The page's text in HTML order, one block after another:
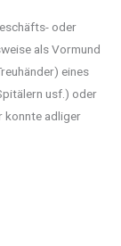
oder
als Vormund
eines
usf.) oder
konnte adliger